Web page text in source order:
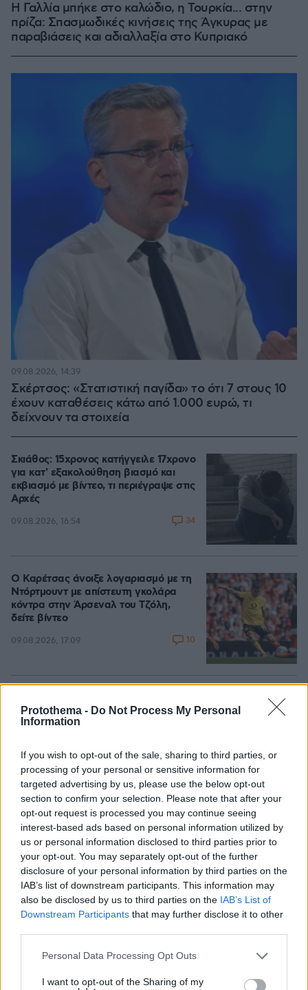
Protothema - Do Not Process My Personal
Information
If you wish to opt-out of the sale, sharing to third parties, or
processing of your personal or sensitive information for
targeted advertising by us, please use the below opt-out
section to confirm your selection. Please note that after your
opt-out request is processed you may continue seeing
interest-based ads based on personal information utilized by
us or personal information disclosed to third parties prior to
your opt-out. You may separately opt-out of the further
disclosure of your personal information by third parties on the
IAB’s list of downstream participants. This information may
also be disclosed by us to third parties on the IAB’s List of
Downstream Participants that may further disclose it to other
Please note that this website/app uses one or more Google
not limited to your visit or usage behaviour. You may click to
Personal Data Processing Opt Outs
I want to opt-out of the Sharing of my
Η Γαλλία μπήκε στο καλώδιο, η Τουρκία... στην
πρίζα: Σπασμωδικές κινήσεις της Άγκυρας με
παραβιάσεις και αδιαλλαξία στο Κυπριακό
Σκέρτσος: «Στατιστική παγίδα» το ότι 7 στους 10
έχουν καταθέσεις κάτω από 1.000 ευρώ, τι
δείχνουν τα στοιχεία
09.08.2026, 14:39
Σκιάθος: 15χρονος κατήγγειλε 17χρονο
για κατ' εξακολούθηση βιασμό και
εκβιασμό με βίντεο, τι περιέγραψε στις
Αρχές
09.08.2026, 16:54 34
Ο Καρέτσας άνοιξε λογαριασμό με τη
Ντόρτμουντ με απίστευτη γκολάρα
κόντρα στην Άρσεναλ του Τζόλη,
δείτε βίντεο
09.08.2026, 17:09 10
άντρες είναι απλά κατώτεροι των
περιστάσεων» λέει η Ανδρομάχη εν
Γιώργο Λιβάνη
09.08.2026, 15:57 24
Γεωργιάδης για την επίθεση σε
νοσηλεύτρια στον Ερυθρό Σταυρό:
Κάτω τα χέρια από το προσωπικό του
ΕΣΥ
09.08.2026, 17:27
Χούθι, το «άλυτο πρόβλημα» της
Μέσης Ανατολής: Γιατί χίλια πλήγματα
δεν ήταν αρκετά για να τους
σταματήσουν